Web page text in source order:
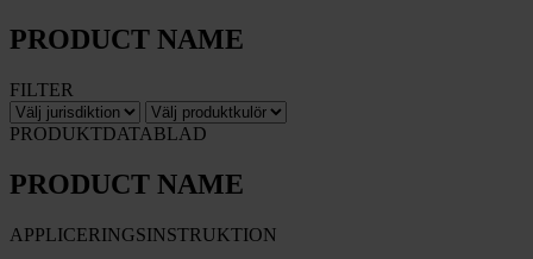
PRODUCT NAME
FILTER
PRODUKTDATABLAD
PRODUCT NAME
APPLICERINGSINSTRUKTION